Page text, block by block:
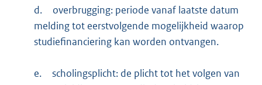
d.
overbrugging: periode vanaf laatste datum
melding tot eerstvolgende mogelijkheid waarop
studiefinanciering kan worden ontvangen.
e.
scholingsplicht: de plicht tot het volgen van